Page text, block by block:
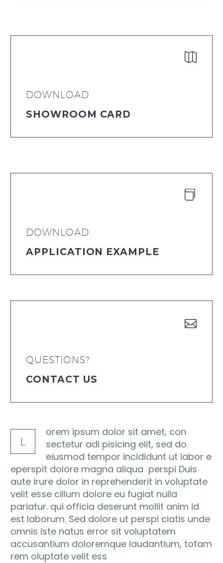


DOWNLOAD
SHOWROOM CARD


DOWNLOAD
APPLICATION EXAMPLE


QUESTIONS?
CONTACT US
L
orem ipsum dolor sit amet, con
sectetur adi pisicing elit, sed do
eiusmod tempor incididunt ut labor e
eperspit dolore magna aliqua perspi Duis
aute irure dolor in reprehenderit in voluptate
velit esse cillum dolore eu fugiat nulla
pariatur. qui officia deserunt mollit anim id
est laborum. Sed dolore ut perspi ciatis unde
omnis iste natus error sit voluptatem
accusantium doloremque laudantium, totam
rem oluptate velit ess